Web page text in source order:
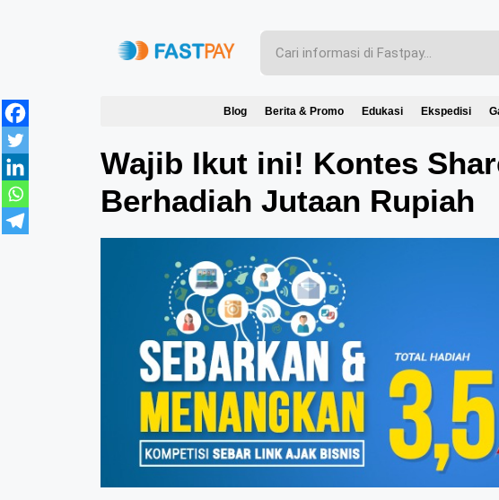
Blog Berita & Promo Edukasi Ekspedisi
Wajib Ikut ini! Kontes
Berhadiah Jutaan Rupiah